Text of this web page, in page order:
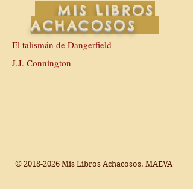
MIS LIBROS
ACHACOSOS
El talismán de Dangerfield
J.J. Connington
© 2018-2026 Mis Libros Achacosos. MAEVA